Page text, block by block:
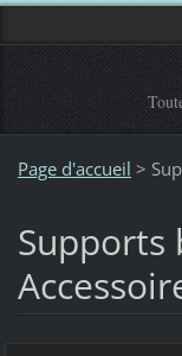
Page d'accueil >